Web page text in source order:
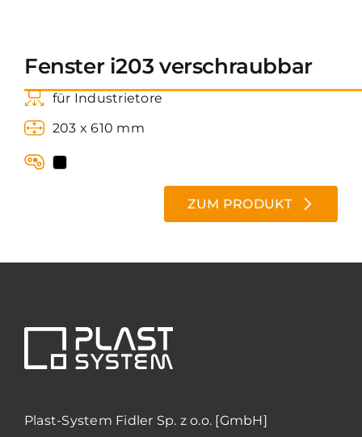
Fenster i203 verschraubbar
für Industrietore
203 x 610 mm
ZUM PRODUKT
Plast-System Fidler Sp. z o.o. [GmbH]